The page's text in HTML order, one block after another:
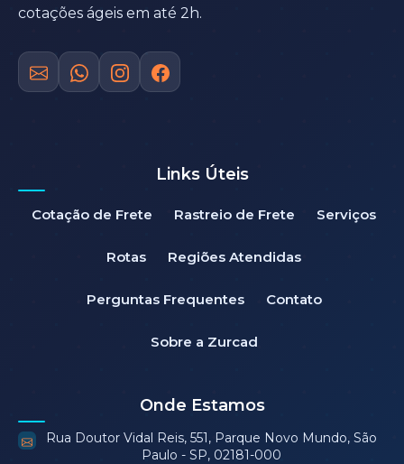
cotações ágeis em até 2h.
Links Úteis
Cotação de Frete Rastreio de Frete Serviços
Rotas Regiões Atendidas
Perguntas Frequentes Contato
Sobre a Zurcad
Onde Estamos
Rua Doutor Vidal Reis, 551, Parque Novo Mundo, São
Paulo - SP, 02181-000